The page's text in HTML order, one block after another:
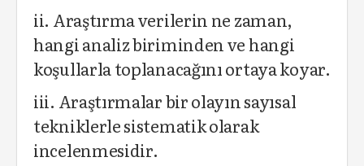
ii. Araştırma verilerin ne zaman,
hangi analiz biriminden ve hangi
koşullarla toplanacağını ortaya koyar.
iii. Araştırmalar bir olayın sayısal
tekniklerle sistematik olarak
incelenmesidir.